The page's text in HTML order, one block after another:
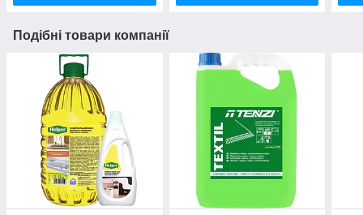
Подібні товари компанії